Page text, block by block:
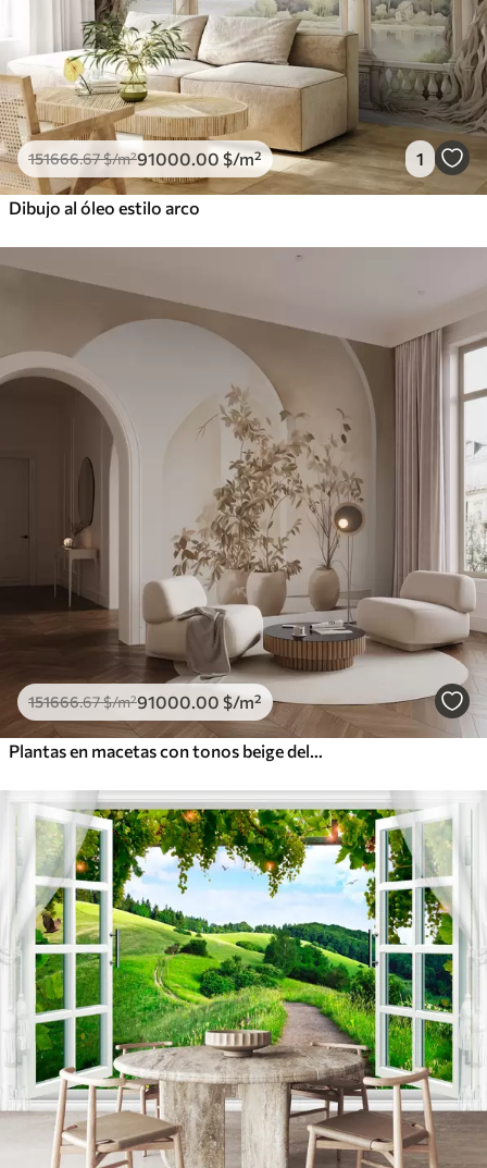
151666.67$/m²91000 .00 $/m² 1
Dibujo al óleo estilo arco
151666.67$/m²91000 .00 $/m²